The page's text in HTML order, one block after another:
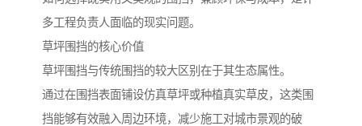
多工程负责人面临的现实问题。
草坪围挡的核心价值
草坪围挡与传统围挡的较大区别在于其生态属性。
通过在围挡表面铺设仿真草坪或种植真实草皮，这类围
挡能够有效融入周边环境，减少施工对城市景观的破